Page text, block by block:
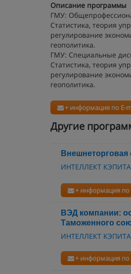
Описание программы
ГМУ:
Статистика, теория
регулирование
геополитика.
ГМУ: Специальные
Статистика, теория
регулирование
геополитика.
+ информация по E-
Другие
Внешнеторговая
ИНТЕЛЛЕКТ
+ информация по
ВЭД компании:
Таможенного
ИНТЕЛЛЕКТ
+ информация по